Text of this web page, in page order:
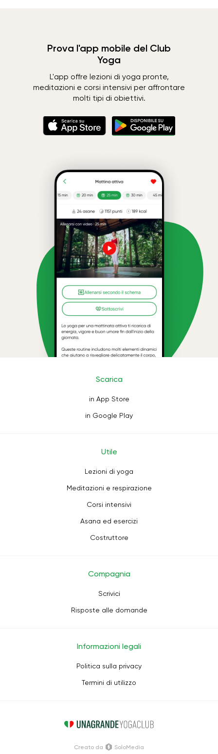
Prova l'app mobile del Club
Yoga
L'app offre lezioni di yoga pronte,
meditazioni e corsi intensivi per affrontare
molti tipi di obiettivi.
Scarica
in App Store
in Google Play
Utile
Lezioni di yoga
Meditazioni e respirazione
Corsi intensivi
Asana ed esercizi
Costruttore
Compagnia
Scrivici
Risposte alle domande
Informazioni legali
Politica sulla privacy
Termini di utilizzo
Creato da SoloMedia